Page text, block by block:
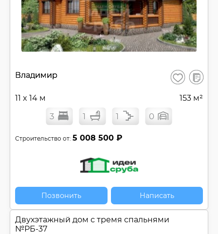
Владимир Сохранить
В
11 x 14 м 153 м²
3 1 1 0
Строительство от: 5 008 500 ₽
Позвонить Написать
Двухэтажный дом с тремя спальнями
№РБ-37